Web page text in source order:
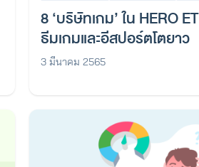
8 ‘บริษัทเกม’ ใน HERO
ธีมเกมและอีสปอร์ตโตยาว
3 มีนาคม 2565